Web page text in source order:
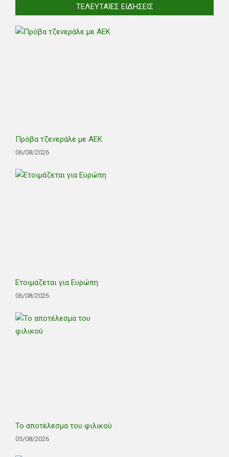
ΤΕΛΕΥΤΑΊΕΣ ΕΙΔΉΣΕΙΣ
Πρόβα τζενεράλε με ΑΕΚ
06/08/2026
Ετοιμάζεται για Ευρώπη
06/08/2026
Το αποτέλεσμα του φιλικού
05/08/2026